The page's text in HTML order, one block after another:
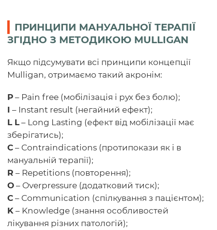
ПРИНЦИПИ МАНУАЛЬНОЇ ТЕРАПІЇ
ЗГІДНО З МЕТОДИКОЮ MULLIGAN
Якщо підсумувати всі принципи концепції
Mulligan, отримаємо такий акронім:
Р – Pain free (мобілізація і рух без болю);
I – Instant result (негайний ефект);
L L– Long Lasting (ефект від мобілізації має
зберігатись);
C – Contraindications (протипокази як і в
мануальній терапії);
R – Repetitions (повторення);
O – Overpressure (додатковий тиск);
C – Communication (спілкування з пацієнтом);
K – Knowledge (знання особливостей
лікування різних патологій);